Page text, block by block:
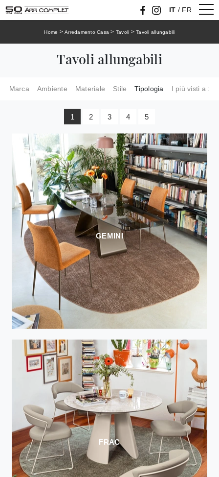
IT / FR
Home >Arredamento Casa > Tavoli >Tavoli allungabili
Tavoli allungabili
Marca Ambiente Materiale Stile Tipologia I più visti a :
1 2 3 4 5
GEMINI
FRAC